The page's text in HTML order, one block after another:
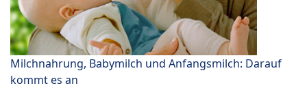
Milchnahrung, Babymilch und Anfangsmilch: Darauf
kommt es an